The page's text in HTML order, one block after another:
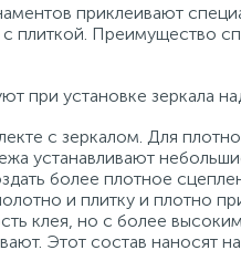
приклеивают
плиткой. Преимущество
при установке зеркала
с зеркалом. Для
устанавливают
более плотное
и плитку и плотно
клея, но с более
Этот состав наносят